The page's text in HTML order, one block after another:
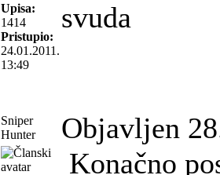
Upisa:
1414
Pristupio:
24.01.2011.
13:49
svuda
Sniper
Hunter
Objavljen
Konačno